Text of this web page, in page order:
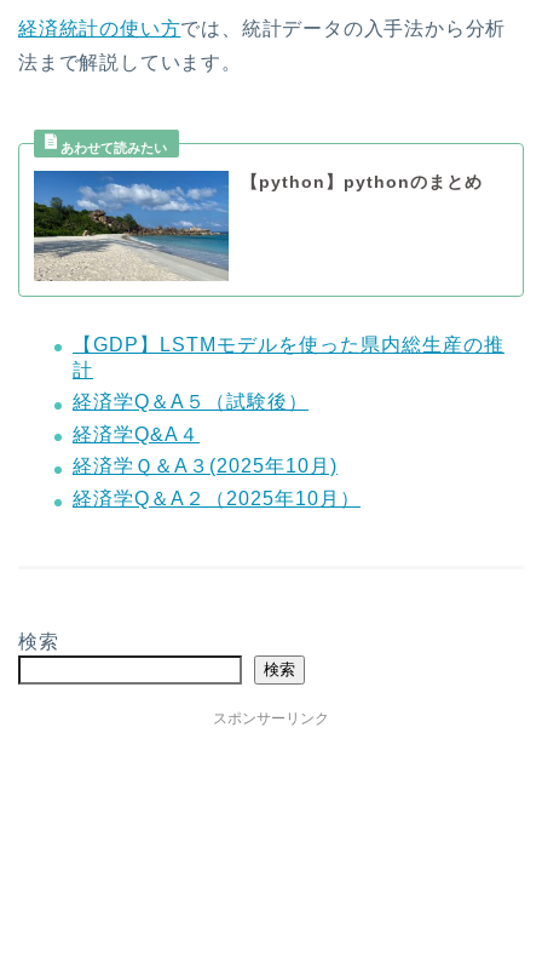
経済統計の使い方では、統計データの入手法から分析
法まで解説しています。
【python】pythonのまとめ
【GDP】LSTMモデルを使った県内総生産の推
計
経済学Q＆A５（試験後）
経済学Q&A４
経済学Ｑ＆A３(2025年10月)
経済学Q＆A２（2025年10月）
検索
検索
スポンサーリンク